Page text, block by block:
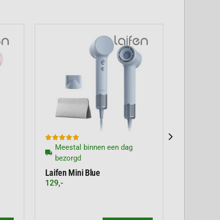

Meestal binnen een dag
bezorgd
Laifen Mini Blue
129,-